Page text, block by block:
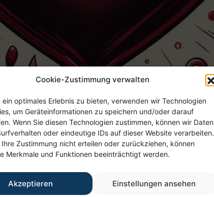
Cookie-Zustimmung verwalten
ein optimales Erlebnis zu bieten, verwenden wir Technologien
um Geräteinformationen zu speichern und/oder darauf
Wenn Sie diesen Technologien zustimmen, können wir Daten
oder eindeutige IDs auf dieser Website verarbeiten.
Ihre Zustimmung nicht erteilen oder zurückziehen, können
Merkmale und Funktionen beeinträchtigt werden.
Akzeptieren Einstellungen ansehen